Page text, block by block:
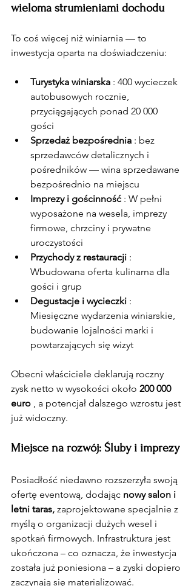
wieloma strumieniami dochodu
To coś więcej niż winiarnia — to
inwestycja oparta na doświadczeniu:
Turystyka winiarska : 400 wycieczek
autobusowych rocznie,
przyciągających ponad 20 000
gości
Sprzedaż bezpośrednia : bez
sprzedawców detalicznych i
pośredników — wina sprzedawane
bezpośrednio na miejscu
Imprezy i gościnność : W pełni
wyposażone na wesela, imprezy
firmowe, chrzciny i prywatne
uroczystości
Przychody z restauracji :
Wbudowana oferta kulinarna dla
gości i grup
Degustacje i wycieczki :
Miesięczne wydarzenia winiarskie,
budowanie lojalności marki i
powtarzających się wizyt
Obecni właściciele deklarują roczny
zysk netto w wysokości około 200 000
euro , a potencjał dalszego wzrostu jest
już widoczny.
Miejsce na rozwój: Śluby i imprezy
Posiadłość niedawno rozszerzyła swoją
ofertę eventową, dodając nowy salon i
letni taras, zaprojektowane specjalnie z
myślą o organizacji dużych wesel i
spotkań firmowych. Infrastruktura jest
ukończona – co oznacza, że inwestycja
została już poniesiona – a zyski dopiero
zaczynają się materializować.